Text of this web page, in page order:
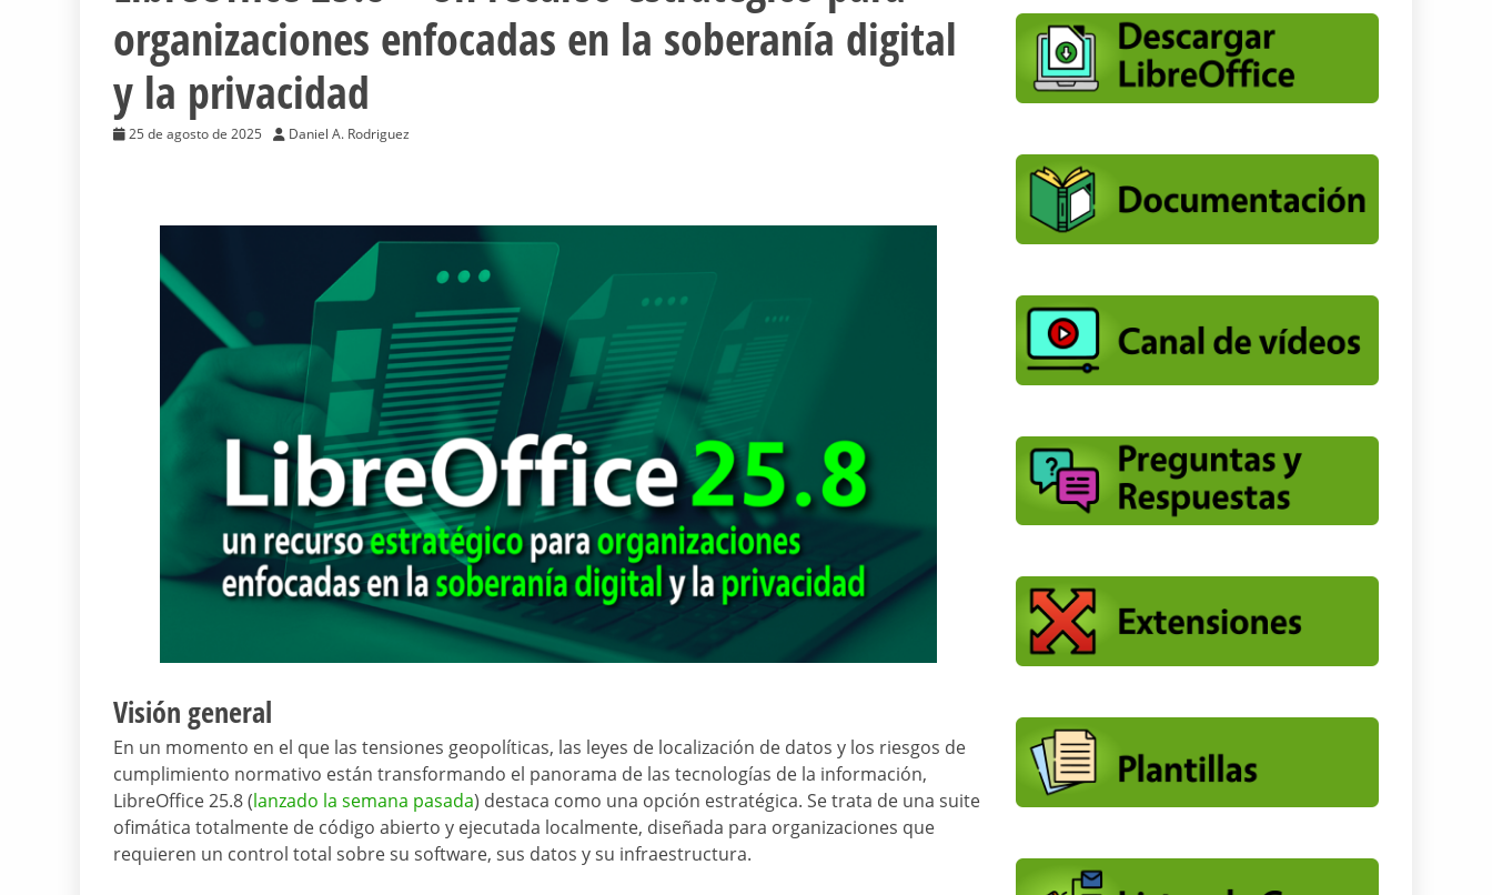
organizaciones enfocadas en la soberanía digital
y la privacidad
25 de agosto de 2025 Daniel A. Rodriguez
Visión general
En un momento en el que las tensiones geopolíticas, las leyes de localización de datos y los riesgos de
cumplimiento normativo están transformando el panorama de las tecnologías de la información,
LibreOffice 25.8 (lanzado la semana pasada) destaca como una opción estratégica. Se trata de una suite
ofimática totalmente de código abierto y ejecutada localmente, diseñada para organizaciones que
requieren un control total sobre su software, sus datos y su infraestructura.